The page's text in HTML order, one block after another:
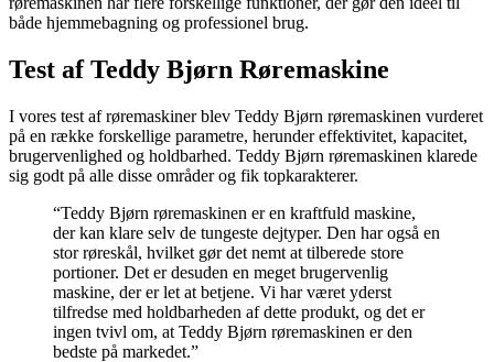
både hjemmebagning og professionel brug.
Test af Teddy Bjørn Røremaskine
I vores test af røremaskiner blev Teddy Bjørn røremaskinen vurderet
på en række forskellige parametre, herunder effektivitet, kapacitet,
brugervenlighed og holdbarhed. Teddy Bjørn røremaskinen klarede
sig godt på alle disse områder og fik topkarakterer.
“Teddy Bjørn røremaskinen er en kraftfuld maskine,
der kan klare selv de tungeste dejtyper. Den har også en
stor røreskål, hvilket gør det nemt at tilberede store
portioner. Det er desuden en meget brugervenlig
maskine, der er let at betjene. Vi har været yderst
tilfredse med holdbarheden af dette produkt, og det er
ingen tvivl om, at Teddy Bjørn røremaskinen er den
bedste på markedet.”